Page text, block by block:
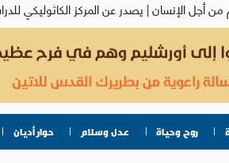
روح وحياة عدل وسلام حوار أديان